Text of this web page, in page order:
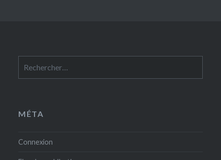
MÉTA
Connexion